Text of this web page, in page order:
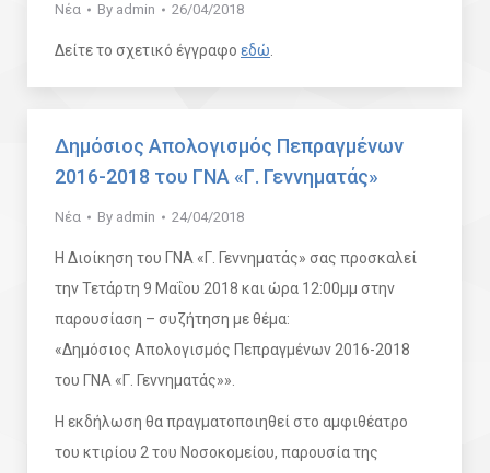
Νέα By admin 26/04/2018
Δείτε το σχετικό έγγραφο εδώ
Δημόσιος Απολογισμός Πεπραγμένων
2016-2018 του ΓΝΑ «Γ. Γεννηματάς»
Νέα By admin 24/04/2018
Η Διοίκηση του ΓΝΑ «Γ. Γεννηματάς» σας προσκαλεί
την Τετάρτη 9 Μαΐου 2018 και ώρα 12:00μμ στην
παρουσίαση – συζήτηση με θέμα:
«Δημόσιος Απολογισμός Πεπραγμένων 2016-2018
του ΓΝΑ «Γ. Γεννηματάς»».
Η εκδήλωση θα πραγματοποιηθεί στο αμφιθέατρο
του κτιρίου 2 του Νοσοκομείου, παρουσία της